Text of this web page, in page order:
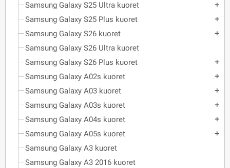
Samsung Galaxy S25 Ultra kuoret add
Samsung Galaxy S25 Plus kuoret add
Samsung Galaxy S26 kuoret add
Samsung Galaxy S26 Ultra kuoret
Samsung Galaxy S26 Plus kuoret
add
Samsung Galaxy A02s kuoret add
Samsung Galaxy A03 kuoret add
Samsung Galaxy A03s kuoret add
Samsung Galaxy A04s kuoret add
Samsung Galaxy A05s kuoret add
Samsung Galaxy A3 kuoret
Samsung Galaxy A3 2016 kuoret